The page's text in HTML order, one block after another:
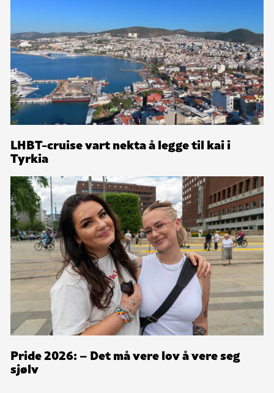
LHBT-cruise vart nekta å legge til kai i
Tyrkia
Pride 2026: – Det må vere lov å vere seg
sjølv